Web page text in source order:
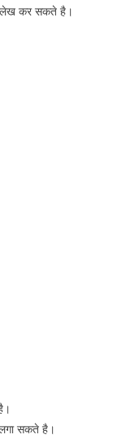
कर सकते है।
लगा सकते है।